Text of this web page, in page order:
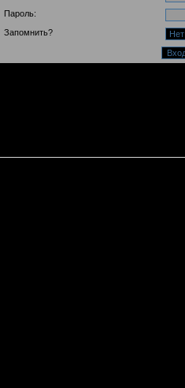
Пароль:
Запомнить?